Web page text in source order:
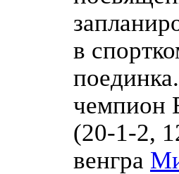
в
чемпион
(20-1-2,
венгра